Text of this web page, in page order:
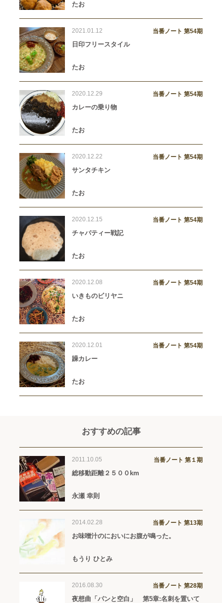
たお
2021.01.12 当番ノート 第54期
日印フリースタイル
たお
2020.12.29 当番ノート 第54期
カレーの乗り物
たお
2020.12.22 当番ノート 第54期
サンタチキン
たお
2020.12.15 当番ノート 第54期
チャパティー戦記
たお
2020.12.08 当番ノート 第54期
いきものビリヤニ
たお
2020.12.01 当番ノート 第54期
躁カレー
たお
おすすめの記事
2011.10.05 当番ノート 第１期
総移動距離２５００km
永瀬 幸則
2014.02.28 当番ノート 第13期
お味噌汁のにおいにお腹が鳴った。
もうり ひとみ
2016.08.30 当番ノート 第28期
夜想曲「パンと空白」 第5章:名刺を置いて